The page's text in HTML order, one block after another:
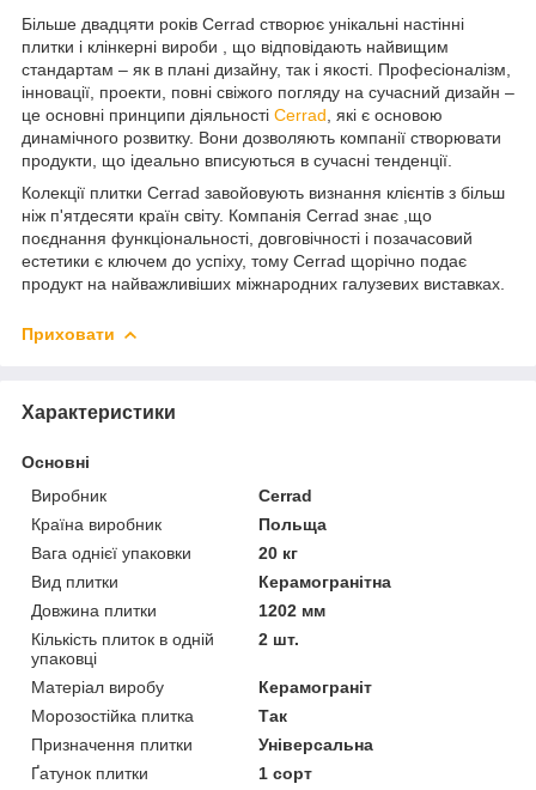
Більше двадцяти років Сerrad створює унікальні настінні
плитки і клінкерні вироби , що відповідають найвищим
стандартам – як в плані дизайну, так і якості. Професіоналізм,
інновації, проекти, повні свіжого погляду на сучасний дизайн –
це основні принципи діяльності Cerrad , які є основою
динамічного розвитку. Вони дозволяють компанії створювати
продукти, що ідеально вписуються в сучасні тенденції.
Колекції плитки Cerrad завойовують визнання клієнтів з більш
ніж п'ятдесяти країн світу. Компанія Cerrad знає ,що
поєднання функціональності, довговічності і позачасовий
естетики є ключем до успіху, тому Cerrad щорічно подає
продукт на найважливіших міжнародних галузевих виставках.
Приховати
Характеристики
Основні
Виробник
Cerrad
Країна виробник
Польща
Вага однієї упаковки
20 кг
Вид плитки
Керамогранітна
Довжина плитки
1202 мм
Кількість плиток в одній
упаковці
2 шт.
Матеріал виробу
Керамограніт
Морозостійка плитка
Так
Призначення плитки
Універсальна
Ґатунок плитки
1 сорт